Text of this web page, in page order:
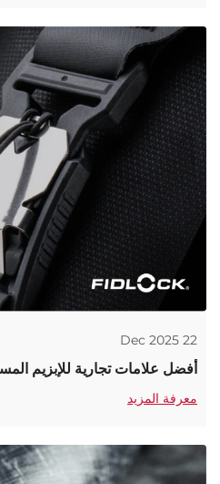
22 Dec 2025
أفضل علامات تجارية للإبزيم
معرفة المزيد